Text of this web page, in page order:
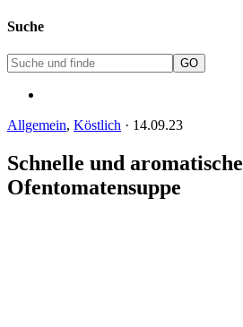
Suche
Allgemein, Köstlich · 14.09.23
Schnelle und aromatische
Ofentomatensuppe